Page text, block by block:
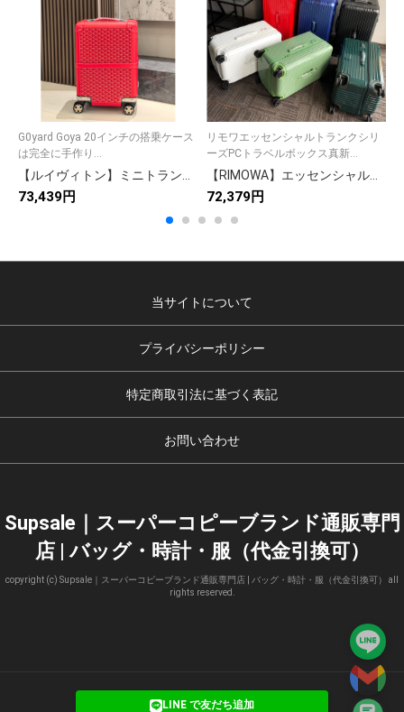
G0yard Goya 20インチの搭乗ケース
は完全に手作り...
【ルイヴィトン】ミニトランク 小物収納ボックス モノグラムキャンバス 上質な仕上げ 高級感のある逸品
73,439円
リモワエッセンシャルトランクシリ
ーズPCトラベルボックス真新...
【RIMOWA】エッセンシャルトランク PCスーツケース 新作キャンディカラー 大型収納 軽量耐荷重 正規品保証
72,379円
当サイトについて
プライバシーポリシー
特定商取引法に基づく表記
お問い合わせ
Supsale｜スーパーコピーブランド通販専門
店 | バッグ・時計・服（代金引換可）
copyright (c) Supsale｜スーパーコピーブランド通販専門店 | バッグ・時計・服（代金引換可） all
rights reserved.
LINE で友だち追加